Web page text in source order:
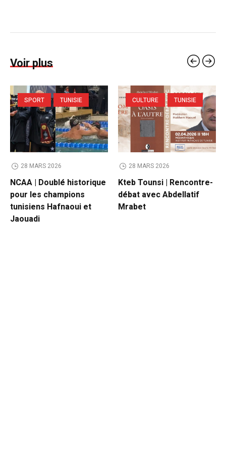
Voir plus
SPORT TUNISIE
28 MARS 2026
NCAA | Doublé historique
pour les champions
tunisiens Hafnaoui et
Jaouadi
CULTURE TUNISIE
28 MARS 2026
Kteb Tounsi | Rencontre-
débat avec Abdellatif
Mrabet